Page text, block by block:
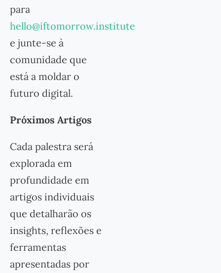
para
hello@iftomorrow.institute
e junte-se à
comunidade que
está a moldar o
futuro digital.
Próximos Artigos
Cada palestra será
explorada em
profundidade em
artigos individuais
que detalharão os
insights, reflexões e
ferramentas
apresentadas por